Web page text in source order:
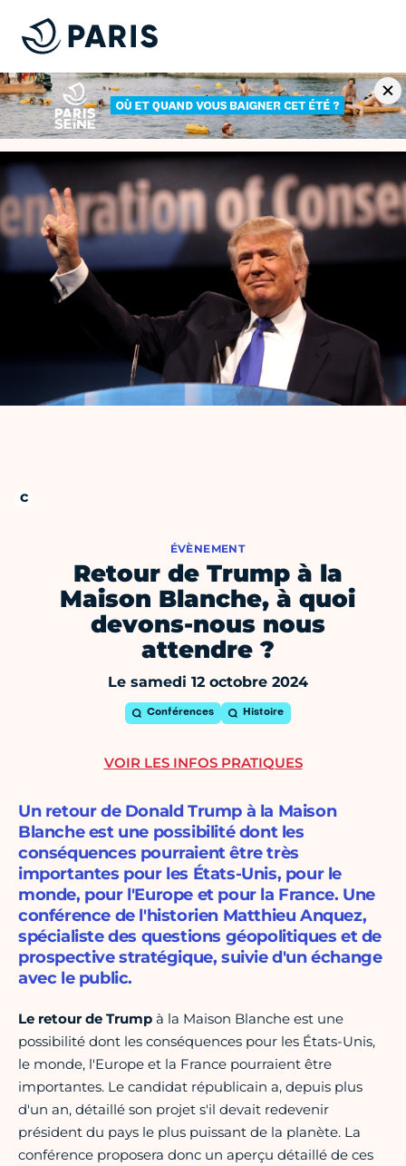
ÉVÈNEMENT
Retour de Trump à la
Maison Blanche, à quoi
devons-nous nous
attendre ?
Le samedi 12 octobre 2024
Conférences Histoire
Un retour de Donald Trump à la Maison
Blanche est une possibilité dont les
conséquences pourraient être très
importantes pour les États-Unis, pour le
monde, pour l'Europe et pour la France. Une
conférence de l'historien Matthieu Anquez,
spécialiste des questions géopolitiques et de
prospective stratégique, suivie d'un échange
avec le public.
Le retour de Trump à la Maison Blanche est une
possibilité dont les conséquences pour les États-Unis,
le monde, l'Europe et la France pourraient être
importantes. Le candidat républicain a, depuis plus
d'un an, détaillé son projet s'il devait redevenir
président du pays le plus puissant de la planète. La
conférence proposera donc un aperçu détaillé de ces
VOIR LES INFOS PRATIQUES